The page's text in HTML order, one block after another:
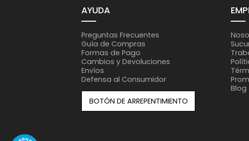
AYUDA
Preguntas Frecuentes
Guía de Compras
Formas de Pago
Cambios y Devoluciones
Envíos
Defensa al Consumidor
BOTÓN DE ARREPENTIMIENTO
Blog